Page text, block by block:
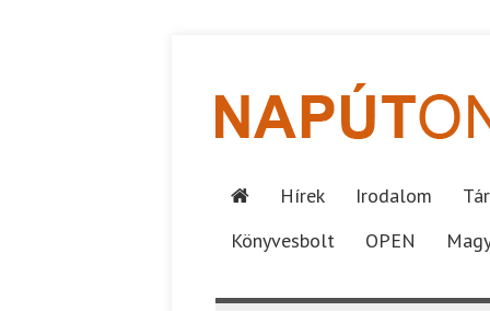
Hírek Irodalom
Könyvesbolt
OPEN